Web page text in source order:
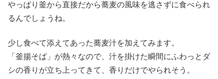
やっぱり釜から直接だから蕎麦の風味を逃さずに食べられ
るんでしょうね。
少し食べて添えてあった蕎麦汁を加えてみます。
「釜揚そば」が熱々なので、汁を掛けた瞬間にふわっとダ
シの香りが立ち上ってきて、香りだけでやられそう。